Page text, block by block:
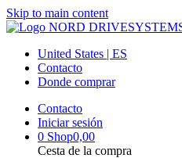
Skip to main content
United States | ES
Contacto
Donde comprar
Contacto
Iniciar sesión
0 Shop0,00
Cesta de la compra